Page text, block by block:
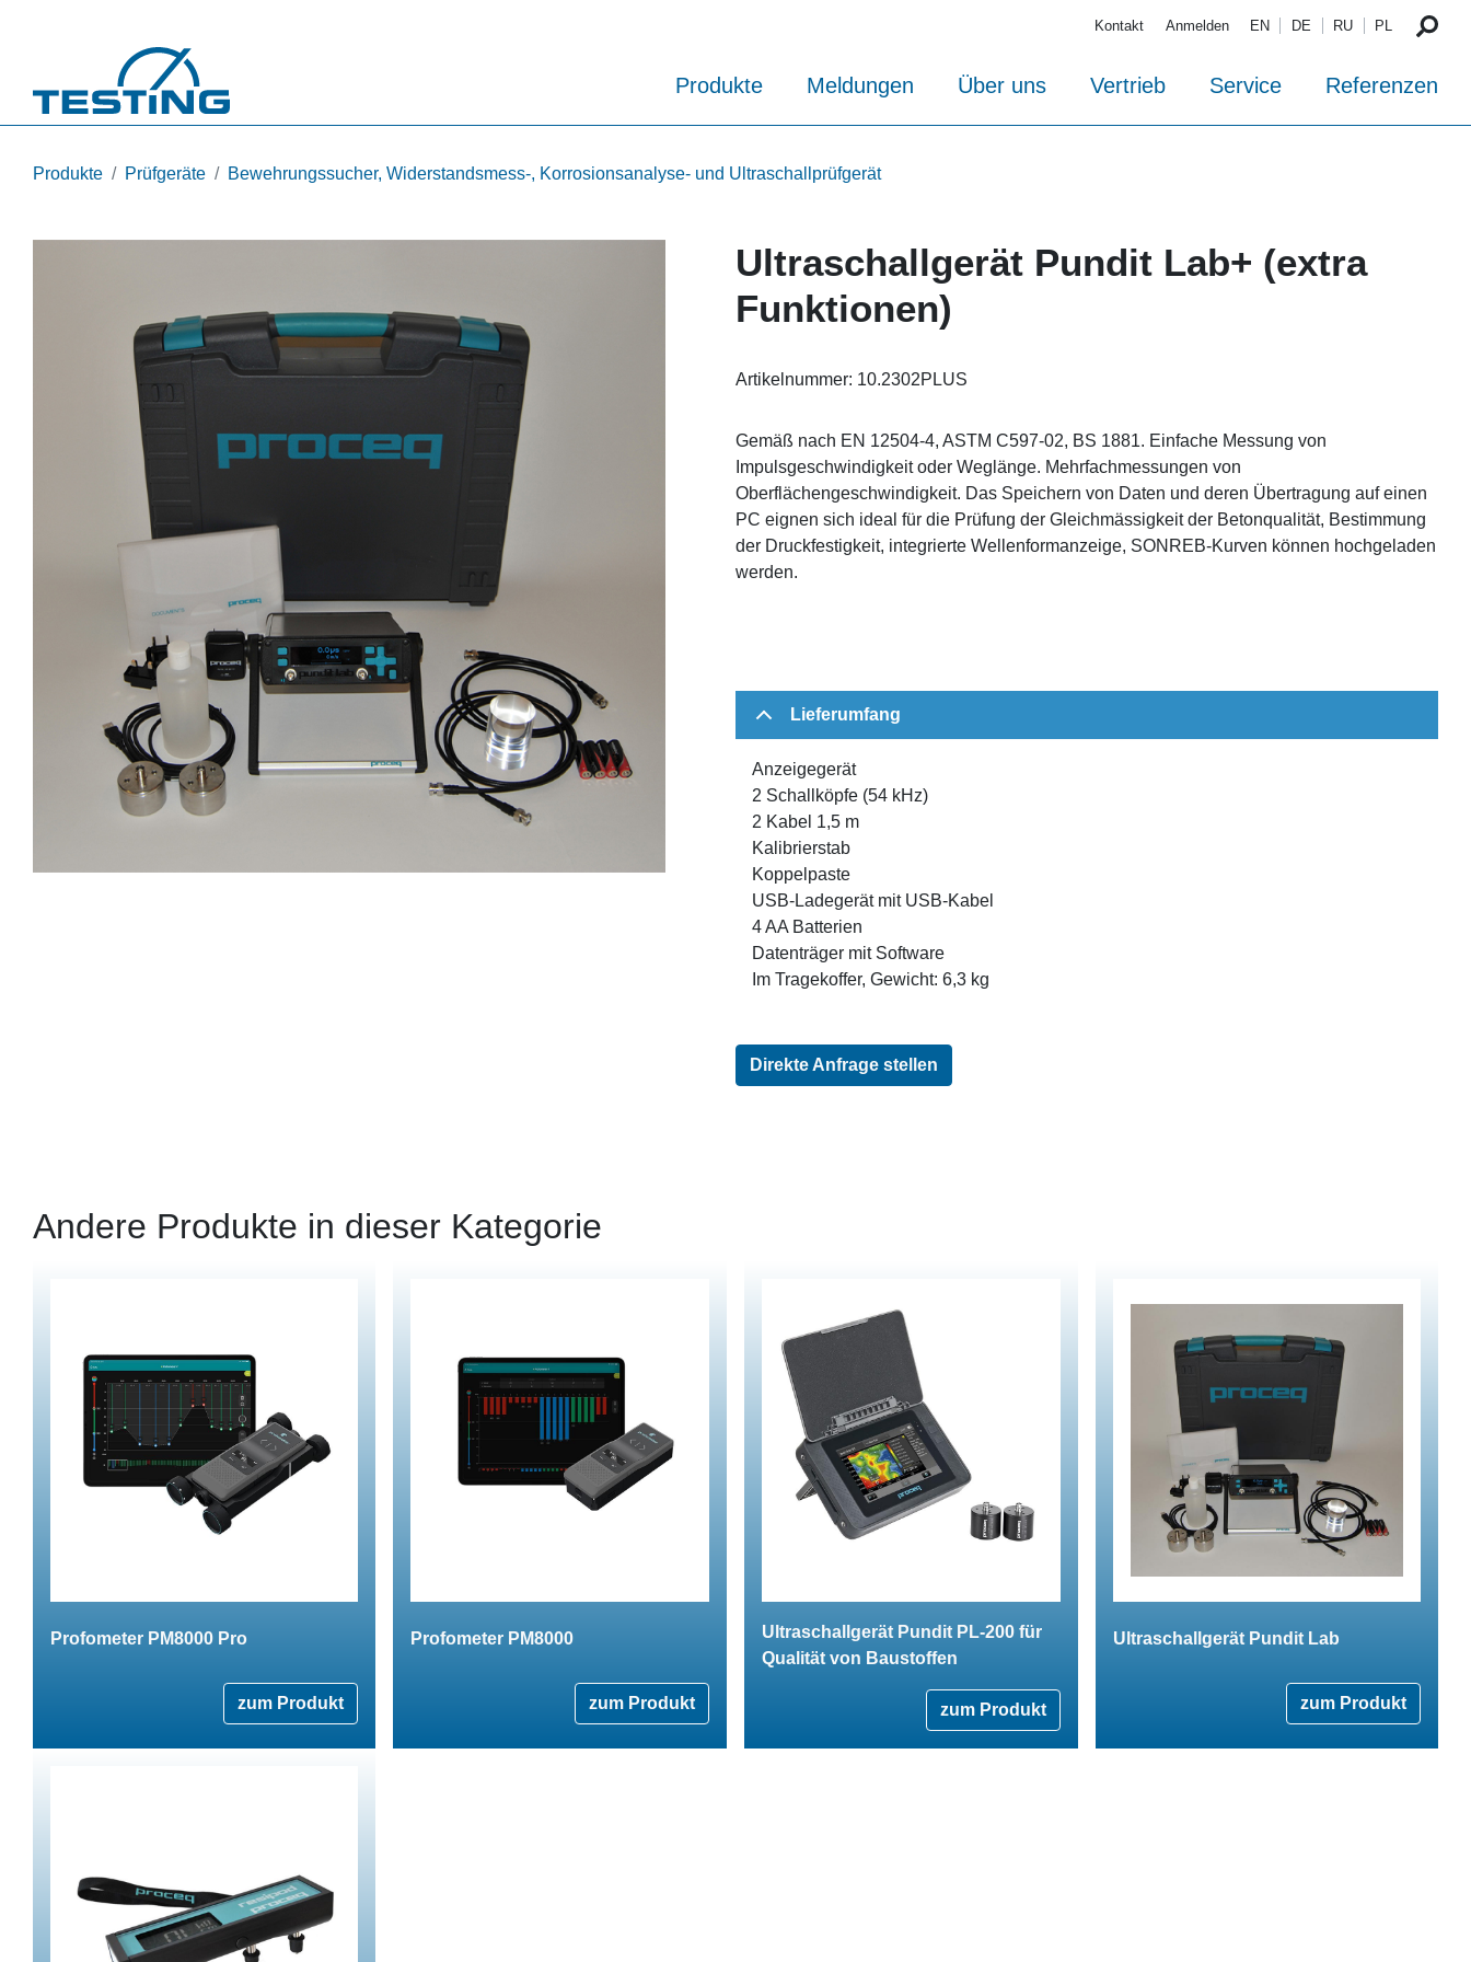
Kontakt Anmelden EN DE RU PL
Produkte Meldungen Über uns Vertrieb Service Referenzen
Produkte Prüfgeräte Bewehrungssucher, Widerstandsmess-, Korrosionsanalyse- und Ultraschallprüfgerät
Ultraschallgerät Pundit Lab+ (extra
Funktionen)
Artikelnummer: 10.2302PLUS
Gemäß nach EN 12504-4, ASTM C597-02, BS 1881. Einfache Messung von
Impulsgeschwindigkeit oder Weglänge. Mehrfachmessungen von
Oberflächengeschwindigkeit. Das Speichern von Daten und deren Übertragung auf einen
PC eignen sich ideal für die Prüfung der Gleichmässigkeit der Betonqualität, Bestimmung
der Druckfestigkeit, integrierte Wellenformanzeige, SONREB-Kurven können hochgeladen
werden.
Lieferumfang
Anzeigegerät
2 Schallköpfe (54 kHz)
2 Kabel 1,5 m
Kalibrierstab
Koppelpaste
USB-Ladegerät mit USB-Kabel
4 AA Batterien
Datenträger mit Software
Im Tragekoffer, Gewicht: 6,3 kg
Direkte Anfrage stellen
Andere Produkte in dieser Kategorie
Profometer PM8000 Pro
zum Produkt
Profometer PM8000
zum Produkt
Ultraschallgerät Pundit PL-200 für
Qualität von Baustoffen
zum Produkt
Ultraschallgerät Pundit Lab
zum Produkt